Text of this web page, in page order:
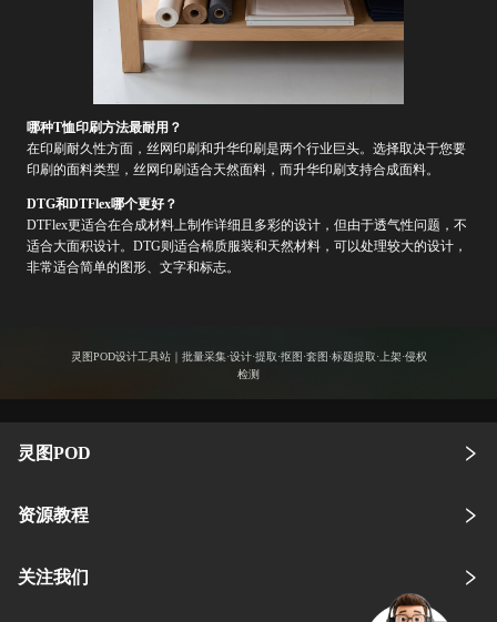
哪种T恤印刷方法最耐用？
在印刷耐久性方面，丝网印刷和升华印刷是两个行业巨头。选择取决于您要
印刷的面料类型，丝网印刷适合天然面料，而升华印刷支持合成面料。
DTG和DTFlex哪个更好？
DTFlex更适合在合成材料上制作详细且多彩的设计，但由于透气性问题，不
适合大面积设计。DTG则适合棉质服装和天然材料，可以处理较大的设计，
非常适合简单的图形、文字和标志。
灵图POD设计工具站｜批量采集·设计·提取·抠图·套图·标题提取·上架·侵权
检测
灵图POD
资源教程
关注我们